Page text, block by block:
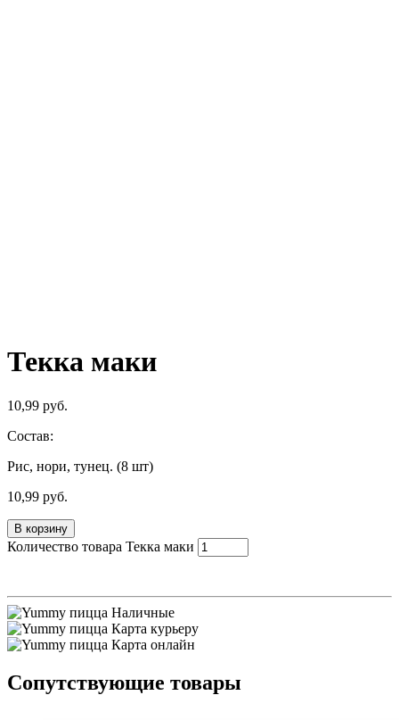
Текка маки
10,99 руб.
Состав:
Рис, нори, тунец. (8 шт)
10,99 руб.
В корзину
Количество товара Текка маки
Наличные
Карта курьеру
Карта онлайн
Сопутствующие товары